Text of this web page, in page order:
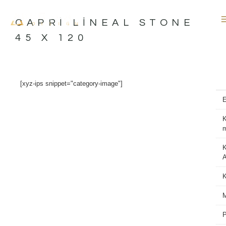
CAPRI LINEAL STONE
45 X 120
[xyz-ips snippet="category-image"]